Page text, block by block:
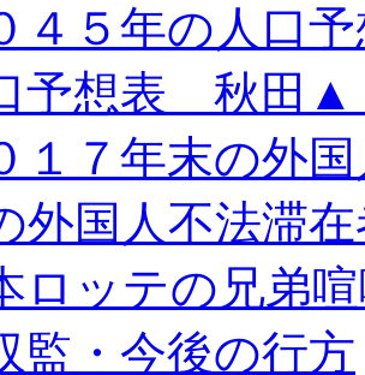
４５年の人口
予想表 秋田▲
１７年末の外
外国人不法滞
ロッテの兄弟
監・今後の行方